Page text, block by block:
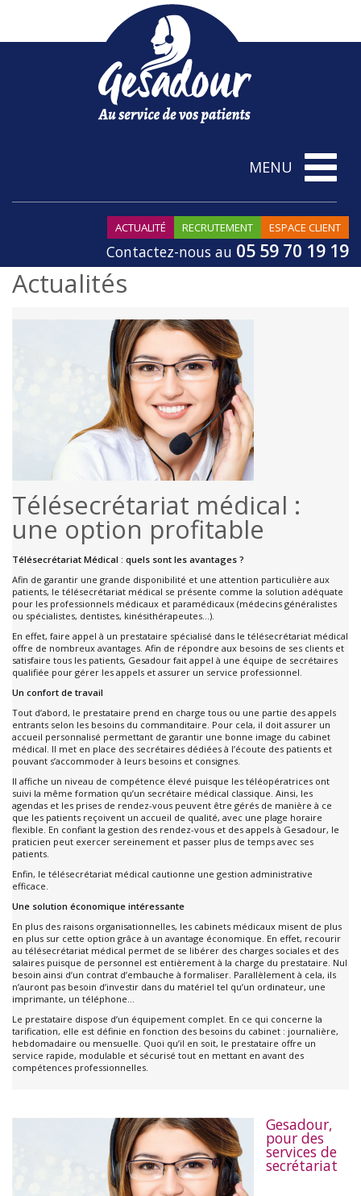
Toggle
MENU
ESPACE CLIENT
RECRUTEMENT
ACTUALITÉ
Contactez-nous au 05 59 70 19 19
Actualités
Télésecrétariat médical :
une option profitable
Télésecrétariat Médical : quels sont les avantages ?
Afin de garantir une grande disponibilité et une attention particulière aux
patients, le télésecrétariat médical se présente comme la solution adéquate
pour les professionnels médicaux et paramédicaux (médecins généralistes
ou spécialistes, dentistes, kinésithérapeutes…).
En effet, faire appel à un prestataire spécialisé dans le télésecrétariat médical
offre de nombreux avantages. Afin de répondre aux besoins de ses clients et
satisfaire tous les patients, Gesadour fait appel à une équipe de secrétaires
qualifiée pour gérer les appels et assurer un service professionnel.
Un confort de travail
Tout d’abord, le prestataire prend en charge tous ou une partie des appels
entrants selon les besoins du commanditaire. Pour cela, il doit assurer un
accueil personnalisé permettant de garantir une bonne image du cabinet
médical. Il met en place des secrétaires dédiées à l’écoute des patients et
pouvant s’accommoder à leurs besoins et consignes.
Il affiche un niveau de compétence élevé puisque les téléopératrices ont
suivi la même formation qu’un secrétaire médical classique. Ainsi, les
agendas et les prises de rendez-vous peuvent être gérés de manière à ce
que les patients reçoivent un accueil de qualité, avec une plage horaire
flexible. En confiant la gestion des rendez-vous et des appels à Gesadour, le
praticien peut exercer sereinement et passer plus de temps avec ses
patients.
Enfin, le télésecrétariat médical cautionne une gestion administrative
efficace.
Une solution économique intéressante
En plus des raisons organisationnelles, les cabinets médicaux misent de plus
en plus sur cette option grâce à un avantage économique. En effet, recourir
au télésecrétariat médical permet de se libérer des charges sociales et des
salaires puisque de personnel est entièrement à la charge du prestataire. Nul
besoin ainsi d’un contrat d’embauche à formaliser. Parallèlement à cela, ils
n’auront pas besoin d’investir dans du matériel tel qu’un ordinateur, une
imprimante, un téléphone…
Le prestataire dispose d’un équipement complet. En ce qui concerne la
tarification, elle est définie en fonction des besoins du cabinet : journalière,
hebdomadaire ou mensuelle. Quoi qu’il en soit, le prestataire offre un
service rapide, modulable et sécurisé tout en mettant en avant des
compétences professionnelles.
Gesadour,
pour des
services de
secrétariat